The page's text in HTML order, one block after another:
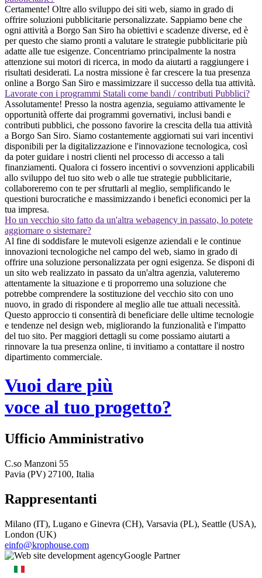
Certamente! Oltre allo sviluppo dei siti web, siamo in grado di
offrire soluzioni pubblicitarie personalizzate. Sappiamo bene che
ogni attività a Borgo San Siro ha obiettivi e scadenze diverse, ed è
per questo che siamo pronti a valutare le strategie pubblicitarie più
adatte alle tue esigenze. Concentriamo principalmente la nostra
attenzione sui motori di ricerca, in modo da aiutarti a raggiungere i
risultati desiderati. La nostra missione è far crescere la tua presenza
online a Borgo San Siro e massimizzare il successo della tua attività.
Lavorate con i programmi Statali come bandi / contributi Pubblici?
Assolutamente! Presso la nostra agenzia, seguiamo attivamente le
opportunità offerte dai programmi governativi, inclusi bandi e
contributi pubblici, che possono favorire la crescita della tua attività
a Borgo San Siro. Siamo costantemente aggiornati sui vari incentivi
disponibili per la digitalizzazione e l'innovazione tecnologica, così
da poter guidare i nostri clienti nel processo di accesso a tali
finanziamenti. Qualora ci fossero incentivi o sovvenzioni applicabili
allo sviluppo del tuo sito web o alle tue strategie pubblicitarie,
collaboreremo con te per sfruttarli al meglio, semplificando le
questioni burocratiche e massimizzando i benefici economici per la
tua impresa.
Ho un vecchio sito fatto da un'altra webagency in passato, lo potete
aggiornare o sistemare?
Al fine di soddisfare le mutevoli esigenze aziendali e le continue
innovazioni tecnologiche nel campo del web, siamo in grado di
offrire una soluzione personalizzata per ogni esigenza. Se disponi di
un sito web realizzato in passato da un'altra agenzia, valuteremo
attentamente la situazione e ti proporremo una soluzione che
potrebbe comprendere la sostituzione del vecchio sito con uno
nuovo, in grado di rispondere al meglio alle tue attuali necessità.
Questo approccio ti consentirà di beneficiare delle ultime tecnologie
e tendenze nel design web, migliorando la funzionalità e l'impatto
del tuo sito. Per maggiori dettagli su come possiamo aiutarti a
rinnovare la tua presenza online, ti invitiamo a contattare il nostro
dipartimento commerciale.
Vuoi dare più
voce al tuo progetto?
Ufficio Amministrativo
C.so Manzoni 55
Pavia (PV) 27100, Italia
Rappresentanti
Milano (IT), Lugano e Ginevra (CH), Varsavia (PL), Seattle (USA),
London (UK)
einfo@krophouse.com